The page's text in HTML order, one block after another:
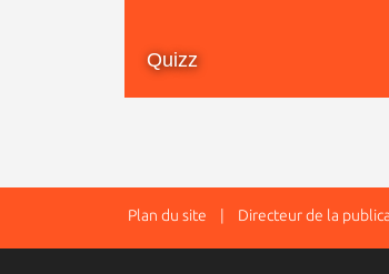
Quizz
Plan du site | Directeur de la